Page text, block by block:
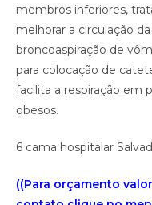
membros inferiores,
melhorar a circulação
broncoaspiração de
para colocação de
facilita a respiração em
obesos.
6 cama hospitalar
((Para orçamento